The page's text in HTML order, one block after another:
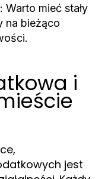
Warto mieć stały
na bieżąco
i
jest